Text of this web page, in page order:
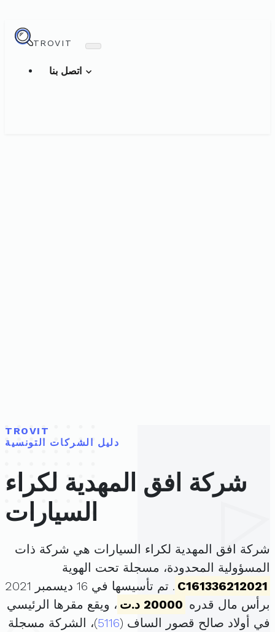
TROVIT
TROVIT
دليل الشركات التونسية
شركة افق المهدية لكراء
السيارات
شركة افق المهدية لكراء السيارات هي شركة ذات
المسؤولية المحدودة، مسجلة تحت الهوية
C161336212021
. تم تأسيسها في 16 ديسمبر 2021
برأس مال قدره 20000 د.ت
، ويقع مقرها الرئيسي
في أولاد صالح قصور الساف (5116)، الشركة مسجلة